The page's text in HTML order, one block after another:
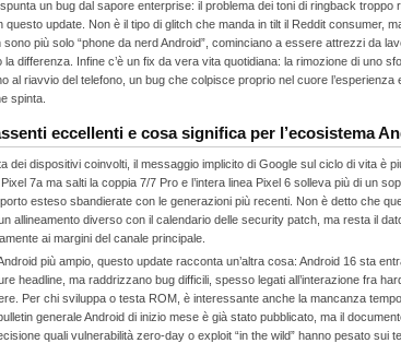
un bug dal sapore enterprise: il problema dei toni di ringback
questo update. Non è il tipo di glitch che manda in tilt il Reddit consumer,
più solo “phone da nerd Android”, cominciano a essere attrezzi da
differenza. Infine c’è un fix da vera vita quotidiana: la rimozione di uno
al riavvio del telefono, un bug che colpisce proprio nel cuore
spinta.
eccellenti e cosa significa per l’ecosistema
dei dispositivi coinvolti, il messaggio implicito di Google sul ciclo di vita è
7a ma salti la coppia 7/7 Pro e l’intera linea Pixel 6 solleva più di un
esteso sbandierate con le generazioni più recenti. Non è detto che
allineamento diverso con il calendario delle security patch, ma resta il
ai margini del canale principale.
più ampio, questo update racconta un’altra cosa: Android 16 sta
headline, ma raddrizzano bug difficili, spesso legati all’interazione fra
Per chi sviluppa o testa ROM, è interessante anche la mancanza
generale Android di inizio mese è già stato pubblicato, ma il
quali vulnerabilità zero‑day o exploit “in the wild” hanno pesato sui